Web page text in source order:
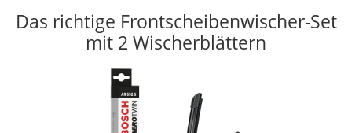
Das richtige Frontscheibenwischer-Set
mit 2 Wischerblättern